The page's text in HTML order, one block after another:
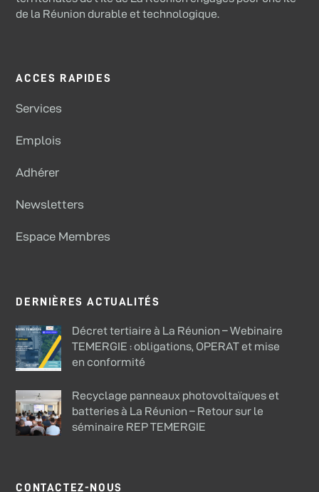
de la Réunion durable et technologique.
ACCES RAPIDES
Services
Emplois
Adhérer
Newsletters
Espace Membres
DERNIÈRES ACTUALITÉS
Décret tertiaire à La Réunion – Webinaire
TEMERGIE : obligations, OPERAT et mise
en conformité
Recyclage panneaux photovoltaïques et
batteries à La Réunion – Retour sur le
séminaire REP TEMERGIE
CONTACTEZ-NOUS